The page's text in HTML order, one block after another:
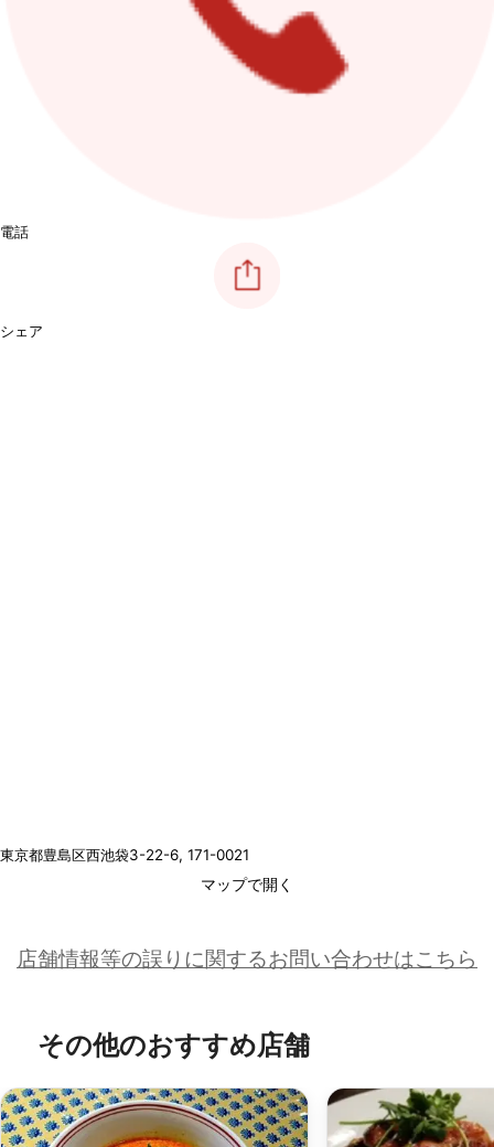
電話
シェア
東京都豊島区西池袋3-22-6, 171-0021
マップで開く
店舗情報等の誤りに関するお問い合わせはこちら
その他のおすすめ店舗